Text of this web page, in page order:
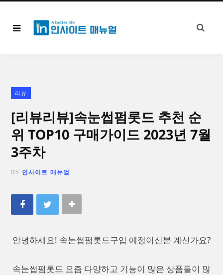
리뷰
[리뷰리뷰]속눈썹펌롯드 추천 순
위 TOP10 구매가이드 2023년 7월
3주차
BY 인사이트 매뉴얼
안녕하세요! 속눈썹펌롯드구입 예정이신분 계신가요?
속눈썹펌롯드 요즘 다양하고 기능이 많은 상품들이 많